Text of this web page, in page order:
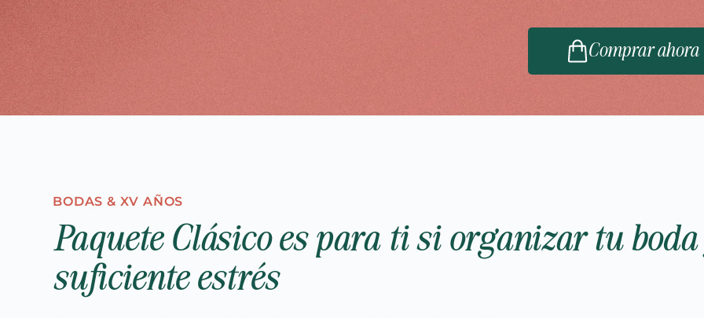
Comprar ahora
BODAS & XV AÑOS
Paquete Clásico es para ti si organizar tu
suficiente estrés